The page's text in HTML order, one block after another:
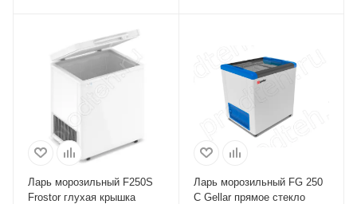
Ларь морозильный F250S
Frostor глухая крышка
Ларь морозильный FG 250
C Gellar прямое стекло